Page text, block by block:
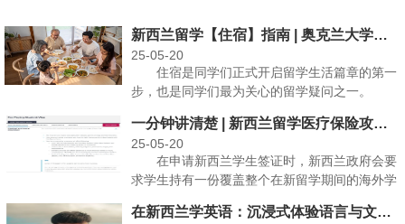
新西兰留学【住宿】指南 | 奥克兰大学住宿所有选择！
25-05-20
住宿是同学们正式开启留学生活篇章的第一
步，也是同学们最为关心的留学疑问之一。
一分钟讲清楚 | 新西兰留学医疗保险攻略！
25-05-20
在申请新西兰学生签证时，新西兰政府会要
求学生持有一份覆盖整个在新留学期间的海外学
在新西兰学英语：沉浸式体验语言与文化之旅